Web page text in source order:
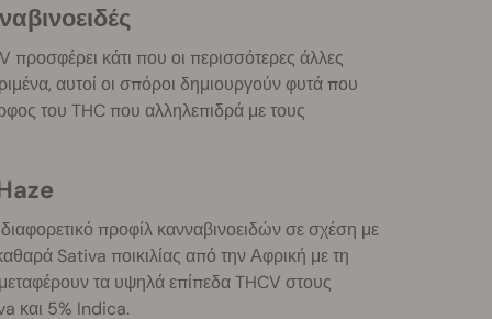
προσφέρει κάτι που οι περισσότερες άλλες
αυτοί οι σπόροι δημιουργούν φυτά που
του THC που αλληλεπιδρά με τους
προφίλ κανναβινοειδών σε σχέση με
Sativa ποικιλίας από την Αφρική με τη
τα υψηλά επίπεδα THCV στους
και 5% Indica.